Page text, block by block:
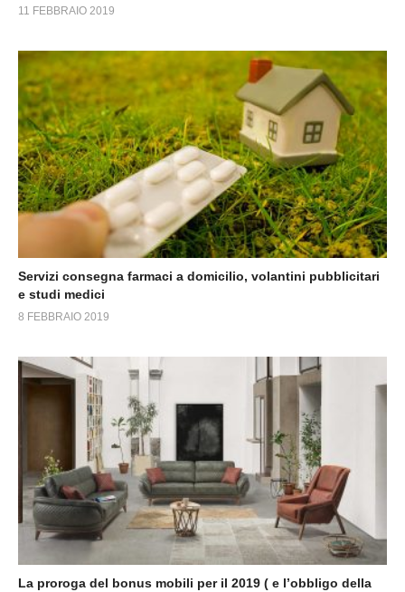
11 FEBBRAIO 2019
Servizi consegna farmaci a domicilio, volantini pubblicitari
e studi medici
8 FEBBRAIO 2019
La proroga del bonus mobili per il 2019 ( e l’obbligo della